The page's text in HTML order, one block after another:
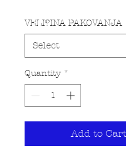
VELI?INA PAKOVANJA
Quantity *
Add to Cart